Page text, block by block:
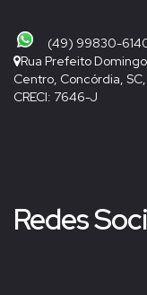
(49) 99830-
Rua Prefeito
Centro, Concórdia, SC,
CRECI: 7646-J
Redes